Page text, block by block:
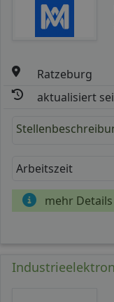
Ratzeburg
aktualisiert
Arbeitszeit
mehr Details